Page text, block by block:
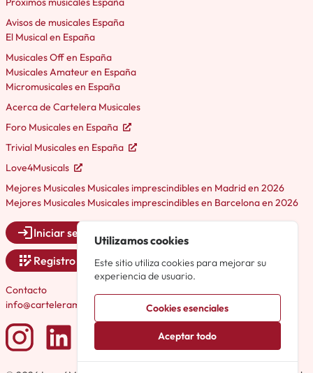
Avisos de musicales España
El Musical en España
Musicales Off en España
Musicales Amateur en España
Micromusicales en España
Acerca de Cartelera Musicales
Foro Musicales en España
Trivial Musicales en España
Love4Musicals
Mejores Musicales Musicales imprescindibles en Madrid en 2026
Mejores Musicales Musicales imprescindibles en Barcelona en 2026
Iniciar sesión
Registro
Contacto
info@carteleramusicales.es
Utilizamos cookies
Este sitio utiliza cookies para mejorar su
experiencia de usuario.
Cookies esenciales
Aceptar todo